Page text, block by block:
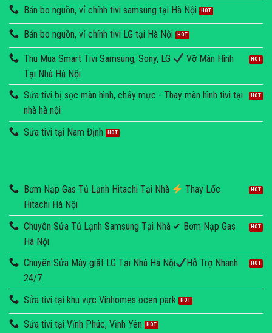
Bán bo nguồn, vỉ chính tivi samsung tại Hà Nội
Bán bo nguồn, vỉ chính tivi LG tại Hà Nội
Thu Mua Smart Tivi Samsung, Sony, LG
Vỡ Màn Hình
Tại Nhà Hà Nội
Sửa tivi bị sọc màn hình, chảy mực - Thay màn hình tivi tại
nhà hà nội
Sửa tivi tại Nam Định
Bơm Nạp Gas Tủ Lạnh Hitachi Tại Nhà
Thay Lốc
Hitachi Hà Nội
Chuyên Sửa Tủ Lạnh Samsung Tại Nhà ✔ Bơm Nạp Gas
Hà Nội
Chuyên Sửa Máy giặt LG Tại Nhà Hà Nội
Hỗ Trợ Nhanh
24/7
Sửa tivi tại khu vực Vinhomes ocen park
Sửa tivi tại Vĩnh Phúc, Vĩnh Yên